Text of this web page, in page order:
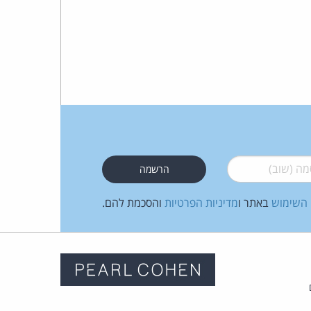
(שוב)*
השימוש באתר ומדיניות הפרטיות והסכמת להם.